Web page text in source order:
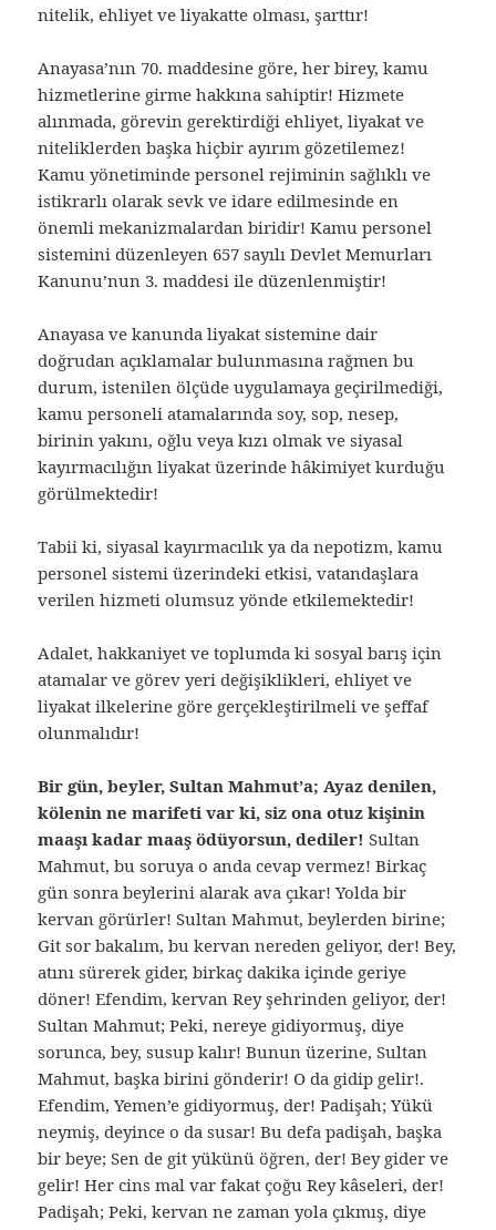
nitelik, ehliyet ve liyakatte olması, şarttır!
Anayasa’nın 70. maddesine göre, her birey, kamu
hizmetlerine girme hakkına sahiptir! Hizmete
alınmada, görevin gerektirdiği ehliyet, liyakat ve
niteliklerden başka hiçbir ayırım gözetilemez!
Kamu yönetiminde personel rejiminin sağlıklı ve
istikrarlı olarak sevk ve idare edilmesinde en
önemli mekanizmalardan biridir! Kamu personel
sistemini düzenleyen 657 sayılı Devlet Memurları
Kanunu’nun 3. maddesi ile düzenlenmiştir!
Anayasa ve kanunda liyakat sistemine dair
doğrudan açıklamalar bulunmasına rağmen bu
durum, istenilen ölçüde uygulamaya geçirilmediği,
kamu personeli atamalarında soy, sop, nesep,
birinin yakını, oğlu veya kızı olmak ve siyasal
kayırmacılığın liyakat üzerinde hâkimiyet kurduğu
görülmektedir!
Tabii ki, siyasal kayırmacılık ya da nepotizm, kamu
personel sistemi üzerindeki etkisi, vatandaşlara
verilen hizmeti olumsuz yönde etkilemektedir!
Adalet, hakkaniyet ve toplumda ki sosyal barış için
atamalar ve görev yeri değişiklikleri, ehliyet ve
liyakat ilkelerine göre gerçekleştirilmeli ve şeffaf
olunmalıdır!
Bir gün, beyler, Sultan Mahmut’a; Ayaz denilen,
kölenin ne marifeti var ki, siz ona otuz kişinin
maaşı kadar maaş ödüyorsun, dediler!Sultan
Mahmut, bu soruya o anda cevap vermez! Birkaç
gün sonra beylerini alarak ava çıkar! Yolda bir
kervan görürler! Sultan Mahmut, beylerden birine;
Git sor bakalım, bu kervan nereden geliyor, der! Bey,
atını sürerek gider, birkaç dakika içinde geriye
döner! Efendim, kervan Rey şehrinden geliyor, der!
Sultan Mahmut; Peki, nereye gidiyormuş, diye
sorunca, bey, susup kalır! Bunun üzerine, Sultan
Mahmut, başka birini gönderir! O da gidip gelir!.
Efendim, Yemen’e gidiyormuş, der! Padişah; Yükü
neymiş, deyince o da susar! Bu defa padişah, başka
bir beye; Sen de git yükünü öğren, der! Bey gider ve
gelir! Her cins mal var fakat çoğu Rey kâseleri, der!
Padişah; Peki, kervan ne zaman yola çıkmış, diye